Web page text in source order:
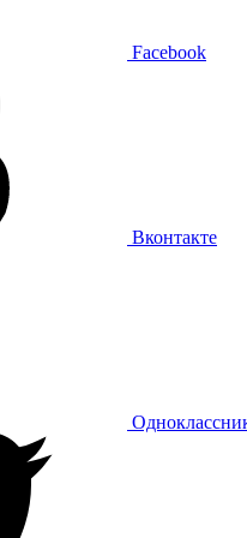
Facebook
Вконтакте